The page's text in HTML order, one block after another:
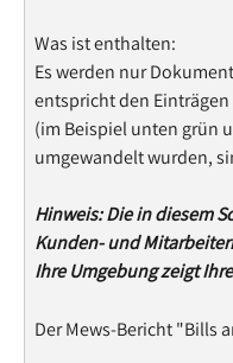
Was ist enthalten:
Es werden nur
entspricht den
(im Beispiel unten grün
umgewandelt wurden,
Hinweis: Die in diesem
Kunden- und
Ihre Umgebung zeigt
Der Mews-Bericht "Bills